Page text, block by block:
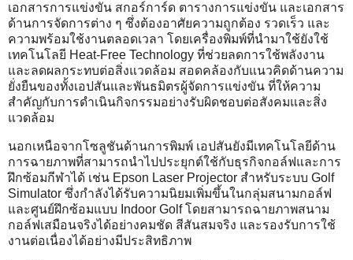
เอกสารการแข่งขัน สกอร์การ์ด ตารางการแข่งขัน และเอกสาร
ด้านการจัดการต่าง ๆ ซึ่งต้องอาศัยความถูกต้อง รวดเร็ว และ
ความพร้อมใช้งานตลอดเวลา โดยเครื่องพิมพ์ที่นำมาใช้ยังใช้
เทคโนโลยี Heat-Free Technology ที่ช่วยลดการใช้พลังงาน
และลดผลกระทบต่อสิ่งแวดล้อม สอดคล้องกับแนวคิดด้านความ
ยั่งยืนของทั้งเอปสันและพันธมิตรผู้จัดการแข่งขัน ที่ให้ความ
สำคัญกับการดำเนินกิจกรรมอย่างรับผิดชอบต่อสังคมและสิ่ง
แวดล้อม
นอกเหนือจากโซลูชันด้านการพิมพ์ เอปสันยังมีเทคโนโลยีด้าน
การฉายภาพที่สามารถนำไปประยุกต์ใช้กับธุรกิจกอล์ฟและการ
ฝึกซ้อมกีฬาได้ เช่น Epson Laser Projector สำหรับระบบ Golf
Simulator ซึ่งกำลังได้รับความนิยมเพิ่มขึ้นในกลุ่มสนามกอล์ฟ
และศูนย์ฝึกซ้อมแบบ Indoor Golf โดยสามารถฉายภาพสนาม
กอล์ฟเสมือนจริงได้อย่างคมชัด สีสันสมจริง และรองรับการใช้
งานต่อเนื่องได้อย่างมีประสิทธิภาพ